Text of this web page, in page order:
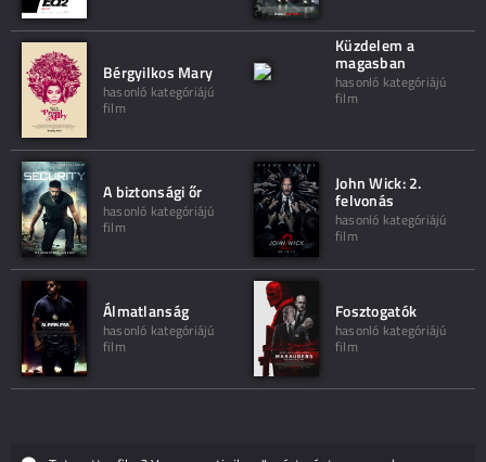
Bérgyilkos Mary
hasonló kategóriájú
film
Küzdelem a
magasban
hasonló kategóriájú
film
A biztonsági őr
hasonló kategóriájú
film
John Wick: 2.
felvonás
hasonló kategóriájú
film
Álmatlanság
hasonló kategóriájú
film
Fosztogatók
hasonló kategóriájú
film